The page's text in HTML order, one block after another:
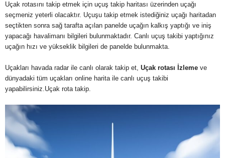
Uçak rotasını takip etmek için uçuş takip haritası üzerinden uçağı
seçmeniz yeterli olacaktır. Uçuşu takip etmek istediğiniz uçağı haritadan
seçtikten sonra sağ tarafta açılan panelde uçağın kalkış yaptığı ve iniş
yapacağı havalimanı bilgileri bulunmaktadır. Canlı uçuş takibi yaptığınız
uçağın hızı ve yükseklik bilgileri de panelde bulunmakta.
Uçakları havada radar ile canlı olarak takip et, Uçak rotası İzleme ve
dünyadaki tüm uçakları online harita ile canlı uçuş takibi
yapabilirsiniz.Uçak rota takip.